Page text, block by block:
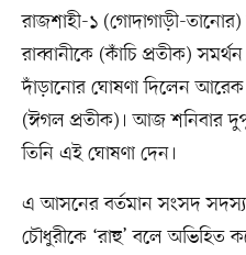
রাজশাহী-১ (গোদাগাড়ী-তানোর)
রাব্বানীকে (কাঁচি প্রতীক)
দাঁড়ানোর ঘোষণা দিলেন আরেক
(ঈগল প্রতীক)। আজ শনিবার
তিনি এই ঘোষণা দেন।
এ আসনের বর্তমান সংসদ সদস্য
চৌধুরীকে ‘রাহু’ বলে